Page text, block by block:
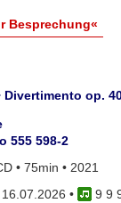
Besprechung«
op.
555 598-2
• 75min • 2021
16.07.2026 •
9 9